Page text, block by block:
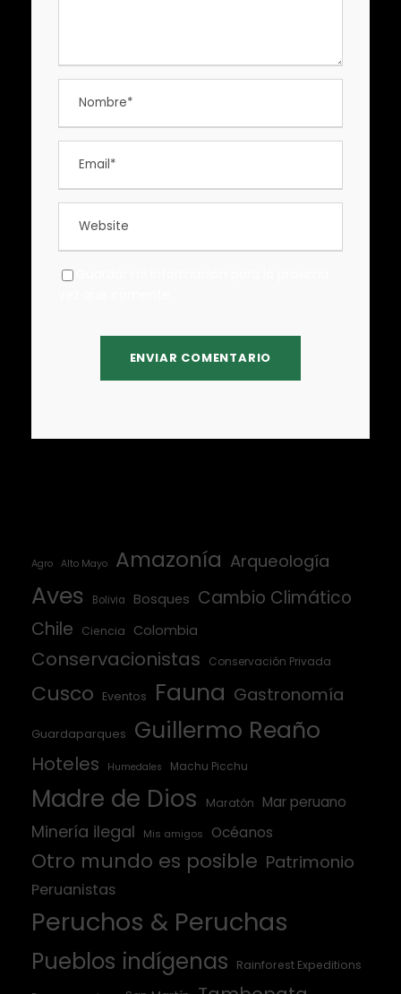
Agro Alto Mayo Amazonía Arqueología
Aves Bolivia Bosques Cambio Climático
Chile
Ciencia Colombia
Conservacionistas Conservación Privada
Cusco Eventos Fauna Gastronomía
Guardaparques Guillermo Reaño
Hoteles Humedales Machu Picchu
Madre de Dios Maratón Mar peruano
Minería ilegal Mis amigos Océanos
Otro mundo es posible Patrimonio
Peruanistas
Peruchos & Peruchas
Pueblos indígenas Rainforest Expeditions